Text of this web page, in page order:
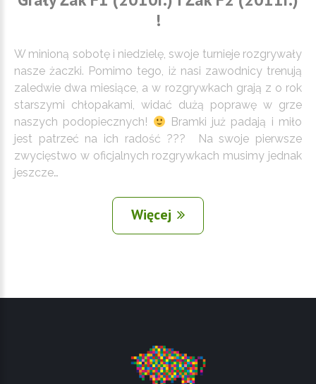
!
W minioną sobotę i niedzielę, swoje turnieje rozgrywały
nasze żaczki. Pomimo tego, iż nasi zawodnicy trenują
zaledwie dwa miesiące, a w rozgrywkach grają z o rok
starszymi chłopakami, widać dużą poprawę w grze
naszych podopiecznych!
Bramki już padają i miło
jest patrzeć na ich radość ??? Na swoje pierwsze
zwycięstwo w oficjalnych rozgrywkach musimy jednak
jeszcze…
Więcej